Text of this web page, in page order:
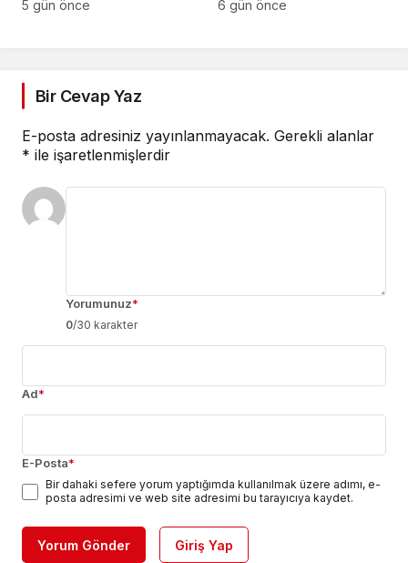
5 gün önce 6 gün önce
Bir Cevap Yaz
E-posta adresiniz yayınlanmayacak. Gerekli alanlar
* ile işaretlenmişlerdir
Yorumunuz*
0/30 karakter
Ad*
E-Posta*
Bir dahaki sefere yorum yaptığımda kullanılmak üzere adımı, e-
posta adresimi ve web site adresimi bu tarayıcıya kaydet.
Yorum Gönder Giriş Yap